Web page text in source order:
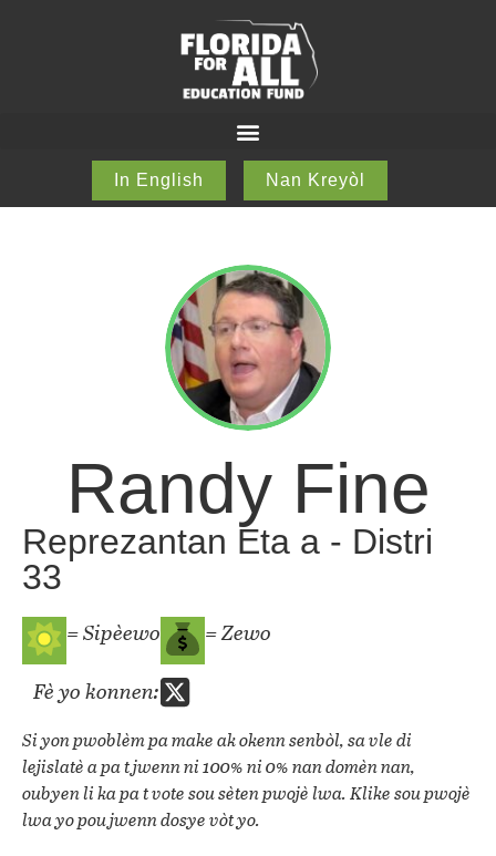
In English Nan Kreyòl
Randy Fine
Reprezantan Eta a - Distri
33
= Sipèewo
= Zewo
Fè yo konnen:
Si yon pwoblèm pa make ak okenn senbòl, sa vle di
lejislatè a pa t jwenn ni 100% ni 0% nan domèn nan,
oubyen li ka pa t vote sou sèten pwojè lwa. Klike sou pwojè
lwa yo pou jwenn dosye vòt yo.